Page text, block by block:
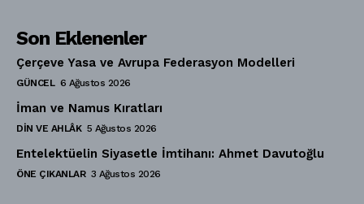
Son Eklenenler
Çerçeve Yasa ve Avrupa Federasyon Modelleri
GÜNCEL 6 Ağustos 2026
İman ve Namus Kıratları
DIN VE AHLÂK 5 Ağustos 2026
Entelektüelin Siyasetle İmtihanı: Ahmet Davutoğlu
ÖNE ÇIKANLAR 3 Ağustos 2026